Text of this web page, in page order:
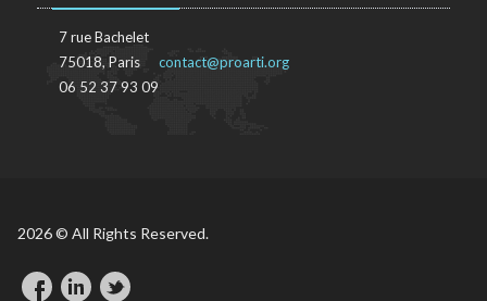
7 rue Bachelet
75018, Paris
06 52 37 93 09
contact@proarti.org
2026 © All Rights Reserved.